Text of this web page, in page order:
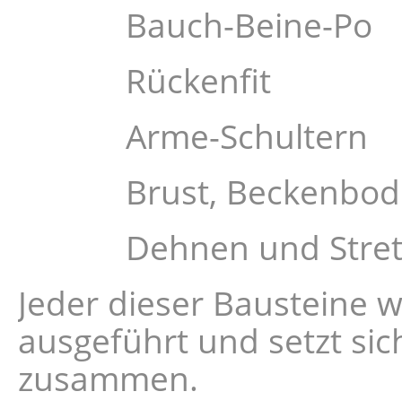
Bauch-Beine-Po
Rückenfit
Arme-Schultern
Brust,
Dehnen und
Jeder dieser Bausteine
ausgeführt und setzt
zusammen.